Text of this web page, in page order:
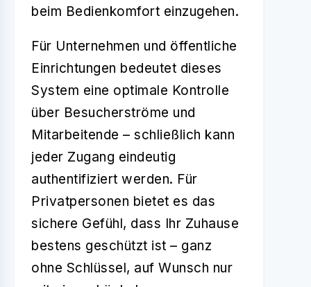
beim Bedienkomfort einzugehen.
Für Unternehmen und öffentliche
Einrichtungen bedeutet dieses
System eine optimale Kontrolle
über Besucherströme und
Mitarbeitende – schließlich kann
jeder Zugang eindeutig
authentifiziert werden. Für
Privatpersonen bietet es das
sichere Gefühl, dass Ihr Zuhause
bestens geschützt ist – ganz
ohne Schlüssel, auf Wunsch nur